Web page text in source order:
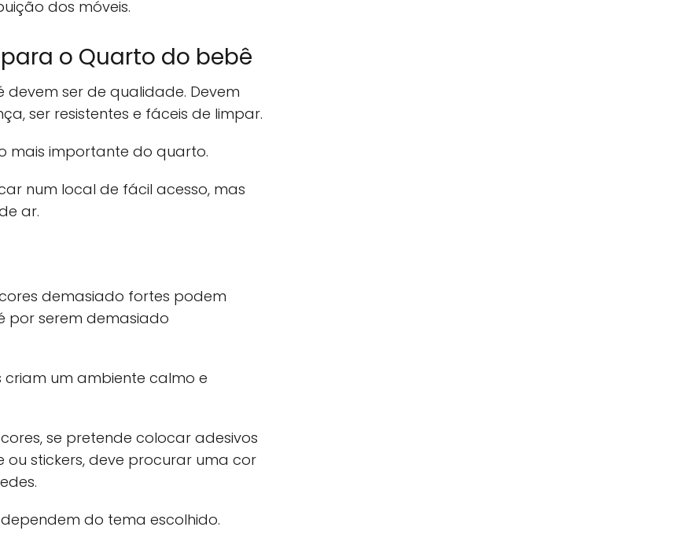
dos móveis.
o Quarto do bebê
ser de qualidade. Devem
ser resistentes e fáceis de limpar.
mais importante do quarto.
num local de fácil acesso, mas
ar.
demasiado fortes podem
por serem demasiado
um ambiente calmo e
se pretende colocar adesivos
stickers, deve procurar uma cor
do tema escolhido.